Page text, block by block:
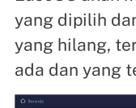
yang dipilih
yang hilang,
ada dan yang